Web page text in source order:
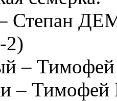
Степан
2)
–
–